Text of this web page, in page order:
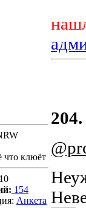
что клюёт
10
154
Aнкета
204.